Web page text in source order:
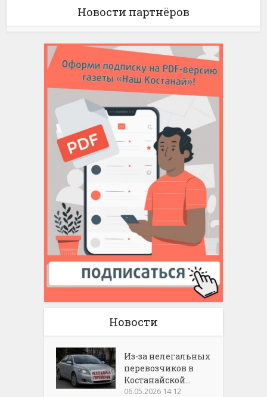
Новости партнёров
Новости
Из-за нелегальных
перевозчиков в
Костанайской...
06.05.2026 14:12